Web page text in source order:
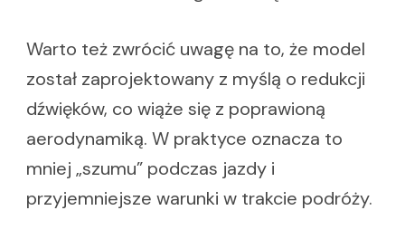
Warto też zwrócić uwagę na to, że model
został zaprojektowany z myślą o redukcji
dźwięków, co wiąże się z poprawioną
aerodynamiką. W praktyce oznacza to
mniej „szumu” podczas jazdy i
przyjemniejsze warunki w trakcie podróży.